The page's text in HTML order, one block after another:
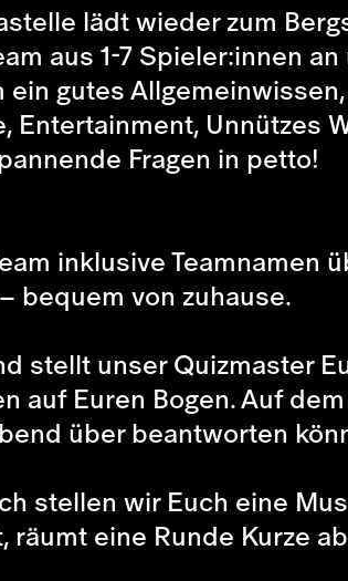
lädt wieder zum
aus 1-7 Spieler:innen
gutes
Entertainment, Unnützes
Fragen in petto!
inklusive
bequem von zuhause.
stellt unser Quizmaster
auf Euren Bogen. Auf
über beantworten
stellen wir Euch eine
eine Runde Kurze